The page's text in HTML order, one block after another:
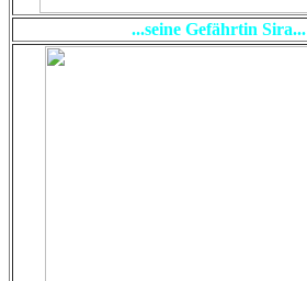
...seine Gefährtin Sira...